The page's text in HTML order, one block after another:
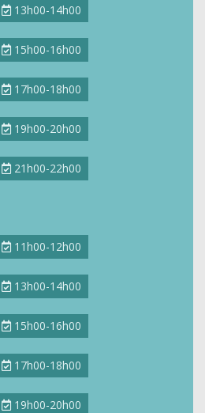
13h00-14h00
15h00-16h00
17h00-18h00
19h00-20h00
21h00-22h00
11h00-12h00
13h00-14h00
15h00-16h00
17h00-18h00
19h00-20h00